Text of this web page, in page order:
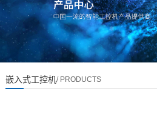
嵌入式工控机/ PRODUCTS